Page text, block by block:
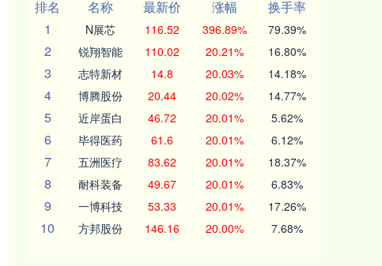
排名
名称 最新价 涨幅
换手率
1
N展芯 116.52 396.89% 79.39%
2 锐翔智能 110.02 20.21% 16.80%
3 志特新材 14.8 20.03% 14.18%
4 博腾股份 20.44 20.02% 14.77%
5 近岸蛋白 46.72 20.01% 5.62%
6 毕得医药 61.6 20.01% 6.12%
7 五洲医疗 83.62 20.01% 18.37%
8 耐科装备 49.67 20.01% 6.83%
9 一博科技 53.33 20.01% 17.26%
10 方邦股份 146.16 20.00% 7.68%